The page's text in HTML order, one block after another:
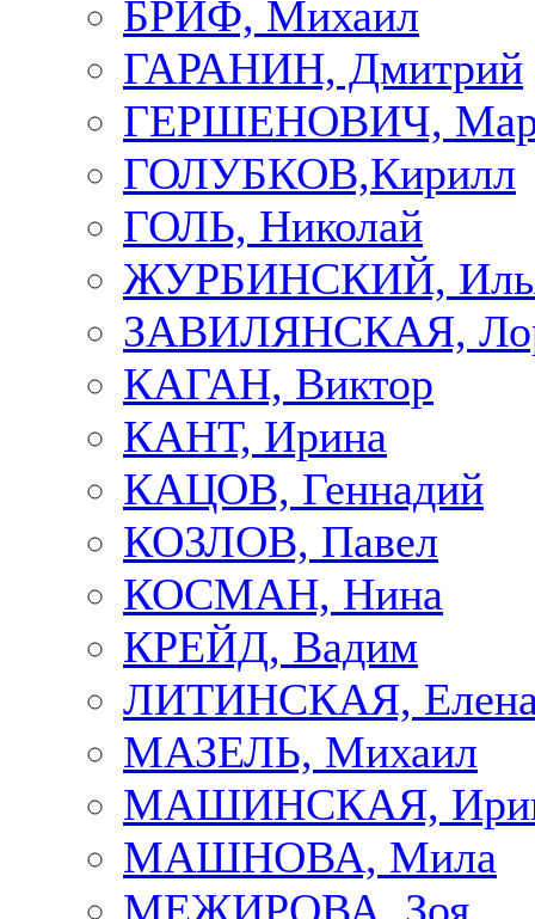
БРИФ, Михаил
ГАРАНИН, Дмитрий
ГЕРШЕНОВИЧ,
ГОЛУБКОВ,Кирилл
ГОЛЬ, Николай
ЖУРБИНСКИЙ,
ЗАВИЛЯНСКАЯ,
КАГАН, Виктор
КАНТ, Ирина
КАЦОВ, Геннадий
КОЗЛОВ, Павел
КОСМАН, Нина
КРЕЙД, Вадим
ЛИТИНСКАЯ,
МАЗЕЛЬ, Михаил
МАШИНСКАЯ,
МАШНОВА, Мила